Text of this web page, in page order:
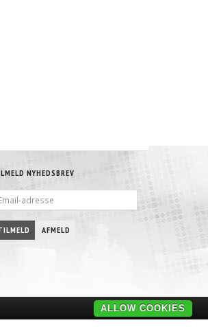
NYHEDSBREV
AFMELD
ALLOW COOKIES